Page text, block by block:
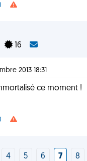
16
2013 18:31
ce moment !
4 5 6 7 8